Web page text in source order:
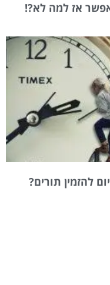
אז למה לא?!
להזמין תורים?